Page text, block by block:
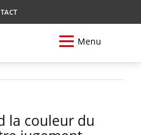
Menu
la couleur du